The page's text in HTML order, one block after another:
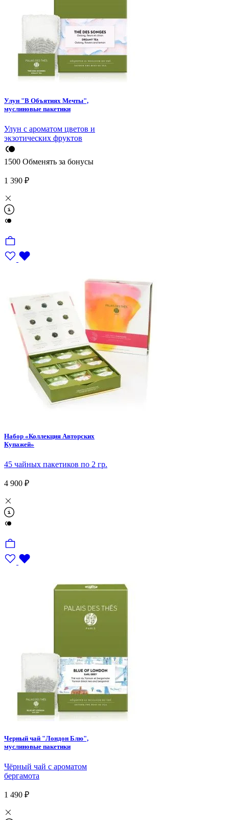
Улун "В Объятиях Мечты",
муслиновые пакетики
Улун с ароматом цветов и
экзотических фруктов
1500 Обменять за бонусы
1 390 ₽
Набор «Коллекция Авторских
Купажей»
45 чайных пакетиков по 2 гр.
4 900 ₽
Черный чай "Лондон Блю",
муслиновые пакетики
Чёрный чай с ароматом
бергамота
1 490 ₽